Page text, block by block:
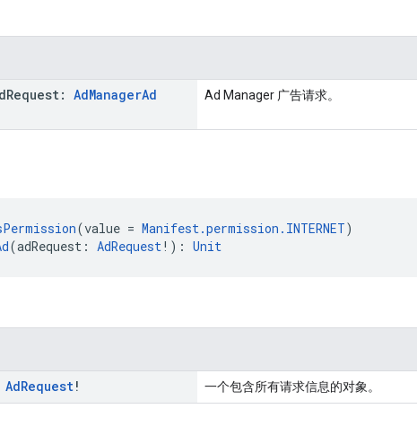
Request: AdManagerAd
Ad Manager 广告请求。
(value = Manifest.permission.INTERNET)
(adRequest: AdRequest!): Unit
AdRequest! 一个包含所有请求信息的对象。